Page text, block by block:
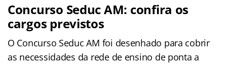
Concurso Seduc AM: confira os
cargos previstos
O Concurso Seduc AM foi desenhado para cobrir
as necessidades da rede de ensino de ponta a